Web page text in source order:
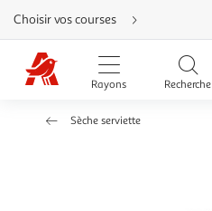
Aller
directement
au
contenu
Aller
directement
Aller
Choisir vos courses
Rayons Recherche
Sèche serviette